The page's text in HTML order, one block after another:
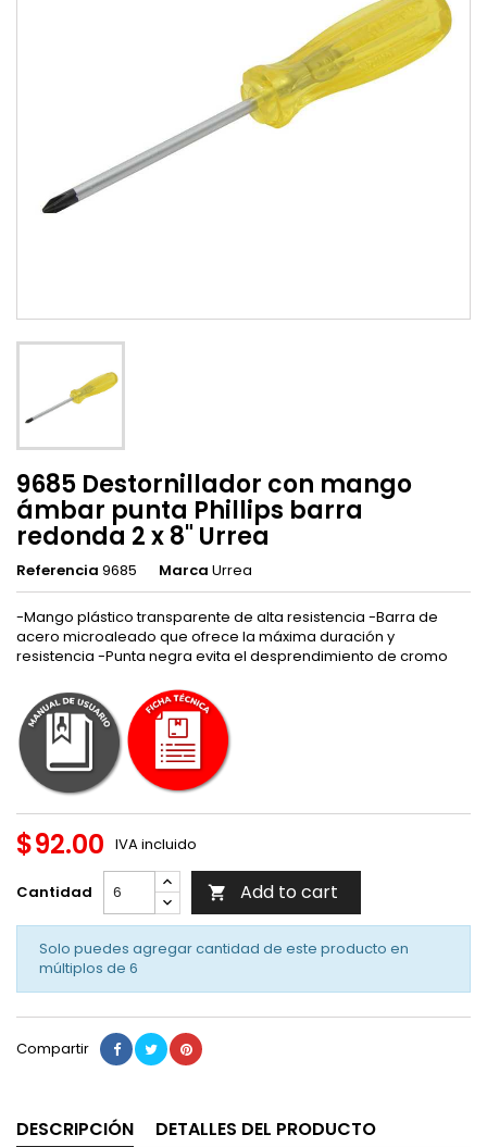
9685 Destornillador con mango
ámbar punta Phillips barra
redonda 2 x 8" Urrea
Referencia 9685 Marca Urrea
-Mango plástico transparente de alta resistencia -Barra de
acero microaleado que ofrece la máxima duración y
resistencia -Punta negra evita el desprendimiento de cromo
$92.00 IVA incluido
Cantidad  Add to cart
Solo puedes agregar cantidad de este producto en
múltiplos de 6
Compartir
DESCRIPCIÓN DETALLES DEL PRODUCTO